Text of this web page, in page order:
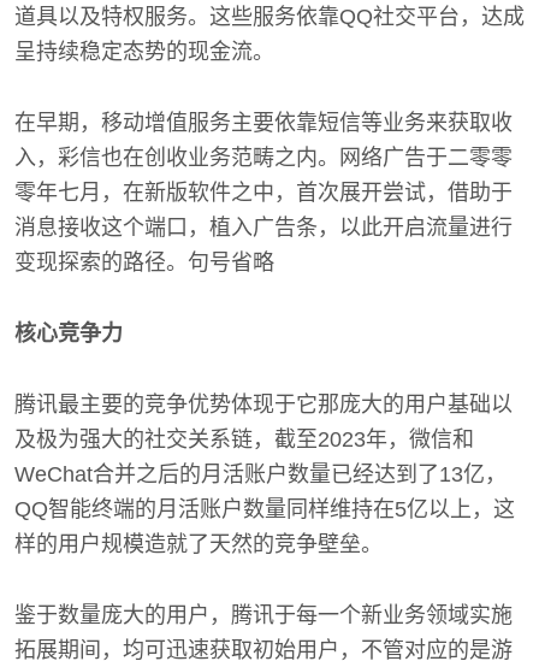
道具以及特权服务。这些服务依靠QQ社交平台，达成
呈持续稳定态势的现金流。
在早期，移动增值服务主要依靠短信等业务来获取收
入，彩信也在创收业务范畴之内。网络广告于二零零
零年七月，在新版软件之中，首次展开尝试，借助于
消息接收这个端口，植入广告条，以此开启流量进行
变现探索的路径。句号省略
核心竞争力
腾讯最主要的竞争优势体现于它那庞大的用户基础以
及极为强大的社交关系链，截至2023年，微信和
WeChat合并之后的月活账户数量已经达到了13亿，
QQ智能终端的月活账户数量同样维持在5亿以上，这
样的用户规模造就了天然的竞争壁垒。
鉴于数量庞大的用户，腾讯于每一个新业务领域实施
拓展期间，均可迅速获取初始用户，不管对应的是游